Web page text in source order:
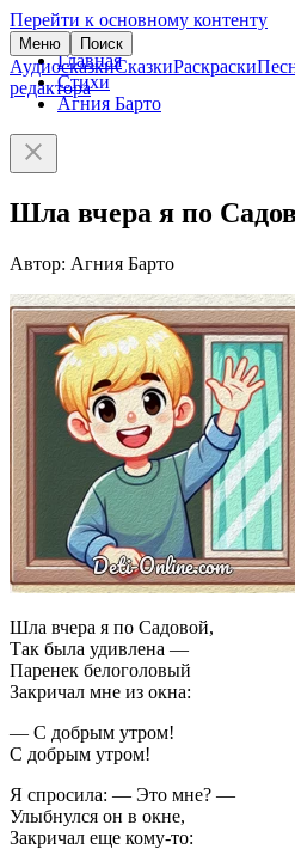
Перейти к основному контенту
Меню Поиск
АудиосказкиСказкиРаскраски
редактора
Главная
Стихи
Агния Барто
Шла вчера я по
Автор: Агния Барто
Шла вчера я по Садовой,
Так была удивлена —
Паренек белоголовый
Закричал мне из окна:
— С добрым утром!
С добрым утром!
Я спросила: — Это мне? —
Улыбнулся он в окне,
Закричал еще кому-то: